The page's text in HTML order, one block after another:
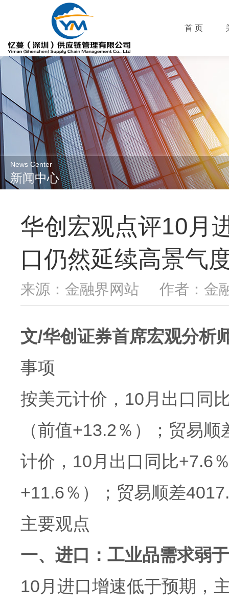
首 页
新闻中心
News Center
华创宏观点评10月
口仍然延续高景气
来源：金融界网站 作者：金
文/华创证券首席宏观分析
事项
按美元计价，10月出口同
（前值+13.2％）；贸易
计价，10月出口同比+7.6
+11.6％）；贸易顺差
主要观点
一、进口：工业品需求弱
10月进口增速低于预期，